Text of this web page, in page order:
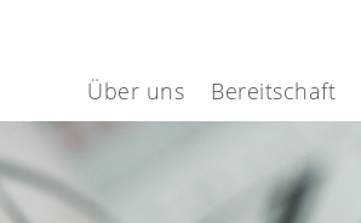
Über uns Bereitschaft